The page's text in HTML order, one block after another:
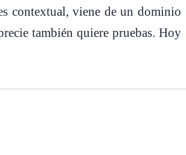
contextual, viene de un dominio
también quiere pruebas. Hoy